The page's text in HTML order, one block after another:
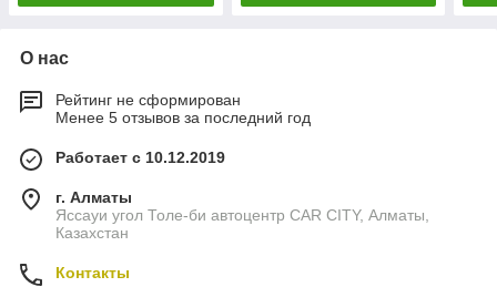
О нас
Рейтинг не сформирован
Менее 5 отзывов за последний год
Работает с 10.12.2019
г. Алматы
Яссауи угол Толе-би автоцентр CAR CITY, Алматы,
Казахстан
Контакты